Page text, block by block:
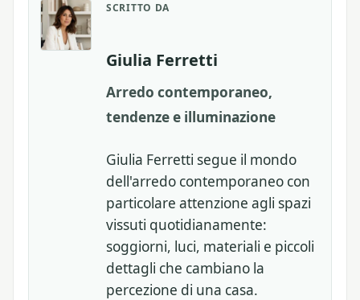
SCRITTO DA
Giulia Ferretti
Arredo contemporaneo,
tendenze e illuminazione
Giulia Ferretti segue il mondo
dell'arredo contemporaneo con
particolare attenzione agli spazi
vissuti quotidianamente:
soggiorni, luci, materiali e piccoli
dettagli che cambiano la
percezione di una casa.